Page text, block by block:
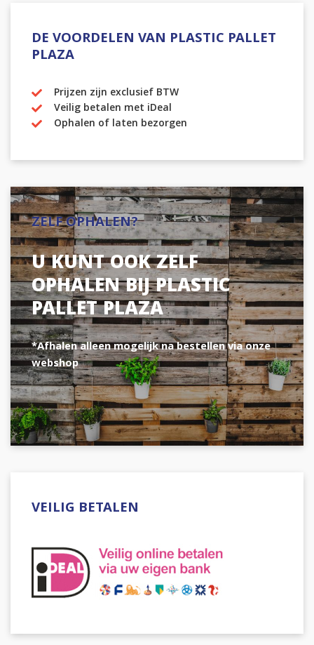
DE VOORDELEN VAN PLASTIC PALLET
PLAZA
Prijzen zijn exclusief BTW
Veilig betalen met iDeal
Ophalen of laten bezorgen
ZELF OPHALEN?
U KUNT OOK ZELF
OPHALEN BIJ PLASTIC
PALLET PLAZA
*Afhalen alleen mogelijk na bestellen via onze
webshop
VEILIG BETALEN